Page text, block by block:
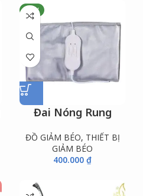
NEW
Đai Nóng Rung
ĐỒ GIẢM BÉO, THIẾT BỊ
GIẢM BÉO
400.000 ₫